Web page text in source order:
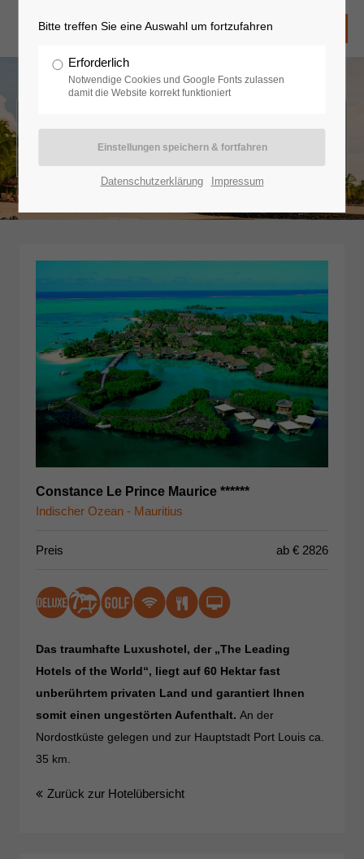
Indischer Ozean - Mauritius
Constance Le Prince Maurice ******
Indischer Ozean - Mauritius
Preis ab € 2826
Das traumhafte Luxushotel, der „The Leading
Hotels of the World“, liegt auf 60 Hektar fast
unberührtem privaten Land und garantiert Ihnen
somit einen ungestörten Aufenthalt.An der
Nordostküste gelegen und zur Hauptstadt Port Louis ca.
35 km.
Zurück zur Hotelübersicht
Bitte treffen Sie eine Auswahl um fortzufahren
Erforderlich
Notwendige Cookies und Google Fonts zulassen
damit die Website korrekt funktioniert
Datenschutzerklärung Impressum